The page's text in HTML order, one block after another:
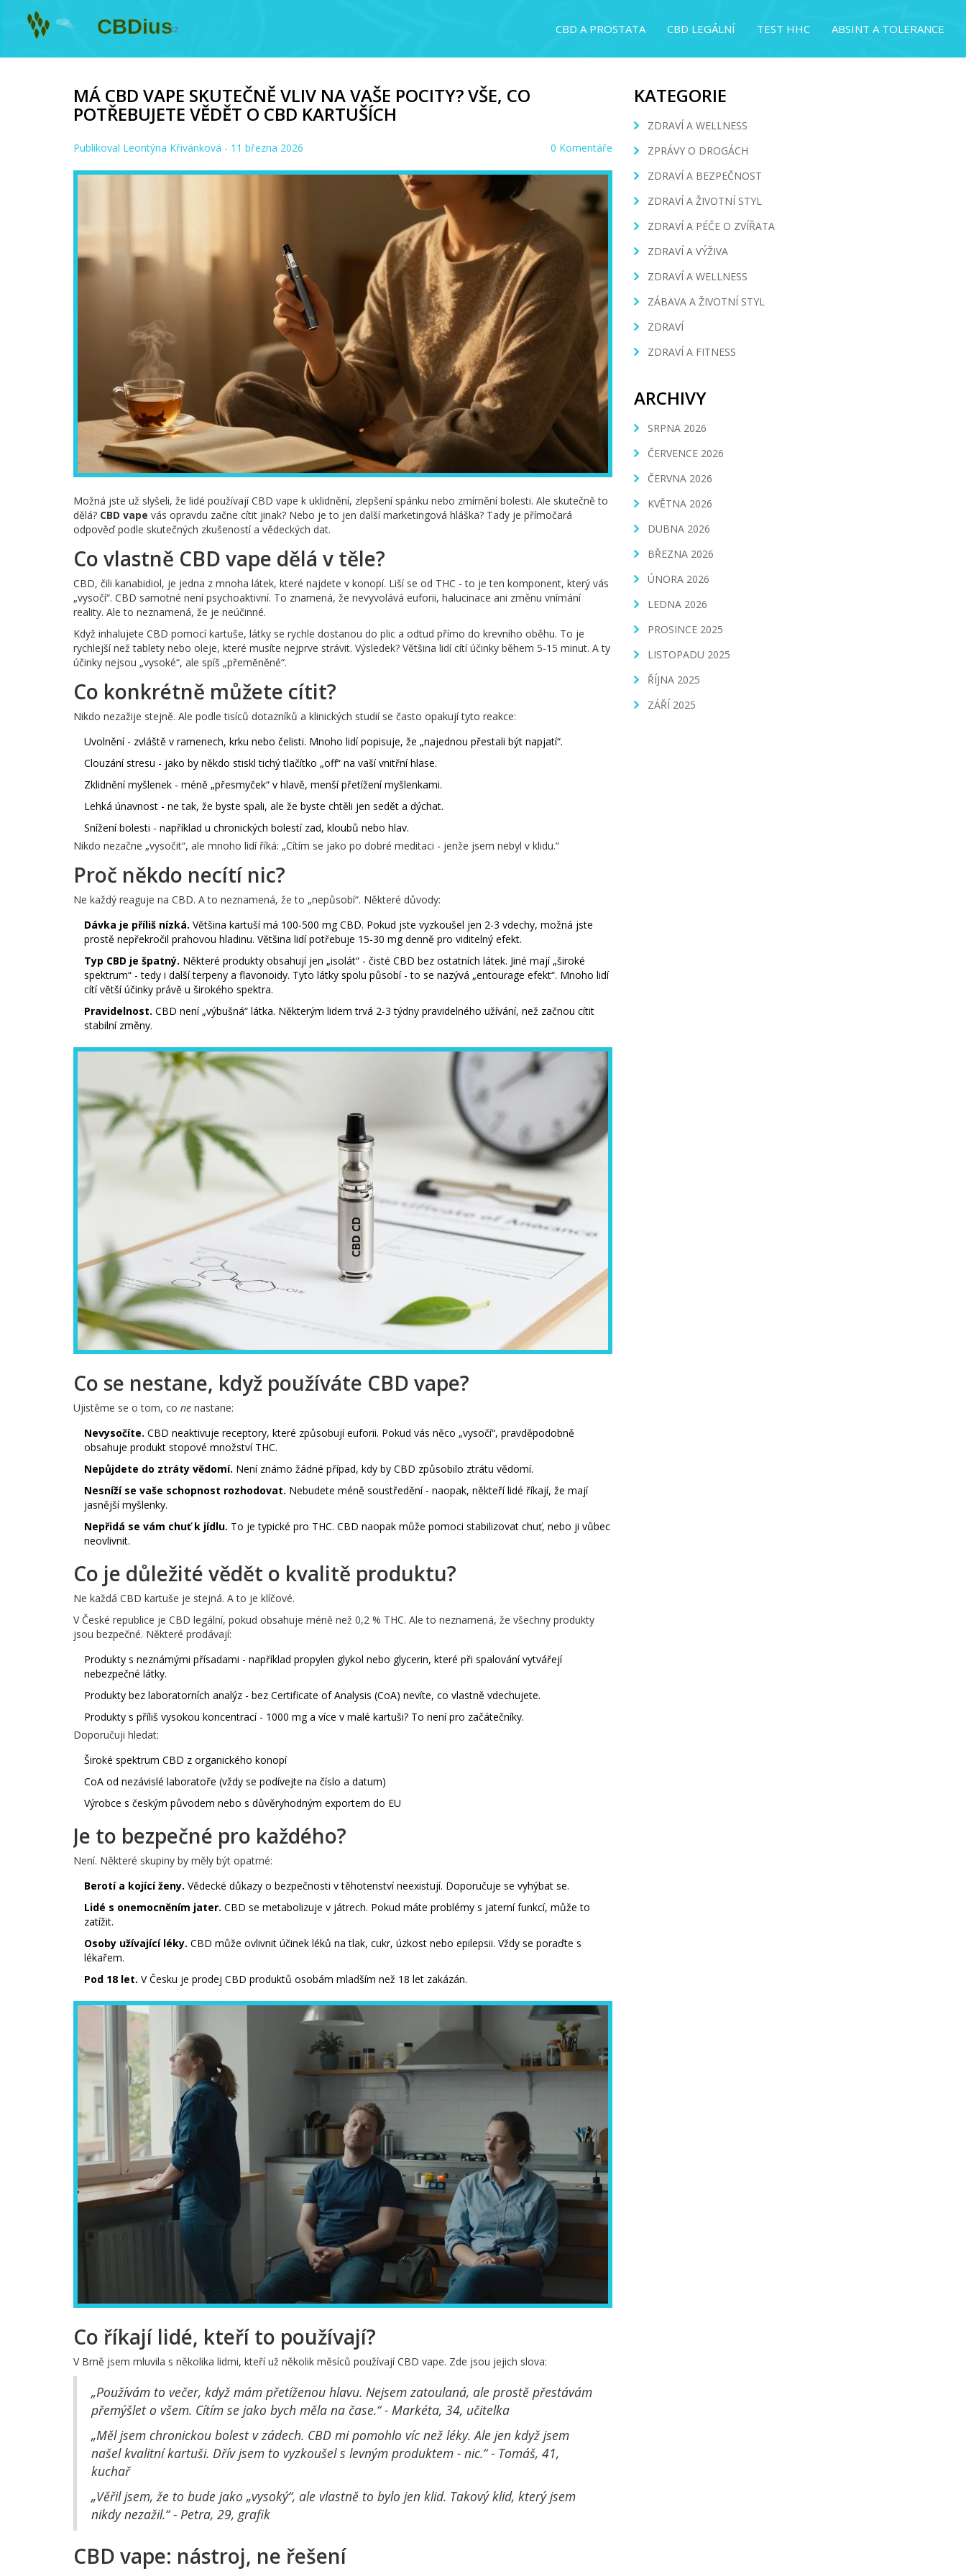
CBD A PROSTATA CBD LEGÁLNÍ TEST HHC ABSINT A TOLERANCE
MÁ CBD VAPE SKUTEČNĚ VLIV NA VAŠE POCITY? VŠE, CO
POTŘEBUJETE VĚDĚT O CBD KARTUŠÍCH
Publikoval Leontýna Křivánková - 11 března 2026 0 Komentáře
Možná jste už slyšeli, že lidé používají CBD vape k uklidnění, zlepšení spánku nebo zmírnění bolesti. Ale skutečně to
dělá? CBD vape vás opravdu začne cítit jinak? Nebo je to jen další marketingová hláška? Tady je přímočará
odpověď podle skutečných zkušeností a vědeckých dat.
Co vlastně CBD vape dělá v těle?
CBD, čili kanabidiol, je jedna z mnoha látek, které najdete v konopí. Liší se od THC - to je ten komponent, který vás
„vysočí“. CBD samotné není psychoaktivní. To znamená, že nevyvolává euforii, halucinace ani změnu vnímání
reality. Ale to neznamená, že je neúčinné.
Když inhalujete CBD pomocí kartuše, látky se rychle dostanou do plic a odtud přímo do krevního oběhu. To je
rychlejší než tablety nebo oleje, které musíte nejprve strávit. Výsledek? Většina lidí cítí účinky během 5-15 minut. A ty
účinky nejsou „vysoké“, ale spíš „přeměněné“.
Co konkrétně můžete cítit?
Nikdo nezažije stejně. Ale podle tisíců dotazníků a klinických studií se často opakují tyto reakce:
Uvolnění - zvláště v ramenech, krku nebo čelisti. Mnoho lidí popisuje, že „najednou přestali být napjatí“.
Clouzání stresu - jako by někdo stiskl tichý tlačítko „off“ na vaší vnitřní hlase.
Zklidnění myšlenek - méně „přesmyček“ v hlavě, menší přetížení myšlenkami.
Lehká únavnost - ne tak, že byste spali, ale že byste chtěli jen sedět a dýchat.
Snížení bolesti - například u chronických bolestí zad, kloubů nebo hlav.
Nikdo nezačne „vysočit“, ale mnoho lidí říká: „Cítím se jako po dobré meditaci - jenže jsem nebyl v klidu.“
Proč někdo necítí nic?
Ne každý reaguje na CBD. A to neznamená, že to „nepůsobí“. Některé důvody:
Dávka je příliš nízká. Většina kartuší má 100-500 mg CBD. Pokud jste vyzkoušel jen 2-3 vdechy, možná jste
prostě nepřekročil prahovou hladinu. Většina lidí potřebuje 15-30 mg denně pro viditelný efekt.
Typ CBD je špatný. Některé produkty obsahují jen „isolát“ - čisté CBD bez ostatních látek. Jiné mají „široké
spektrum“ - tedy i další terpeny a flavonoidy. Tyto látky spolu působí - to se nazývá „entourage efekt“. Mnoho lidí
cítí větší účinky právě u širokého spektra.
Pravidelnost. CBD není „výbušná“ látka. Některým lidem trvá 2-3 týdny pravidelného užívání, než začnou cítit
stabilní změny.
Co se nestane, když používáte CBD vape?
Ujistěme se o tom, co ne nastane:
Nevysočíte. CBD neaktivuje receptory, které způsobují euforii. Pokud vás něco „vysočí“, pravděpodobně
obsahuje produkt stopové množství THC.
Nepůjdete do ztráty vědomí. Není známo žádné případ, kdy by CBD způsobilo ztrátu vědomí.
Nesníží se vaše schopnost rozhodovat. Nebudete méně soustředění - naopak, někteří lidé říkají, že mají
jasnější myšlenky.
Nepřidá se vám chuť k jídlu. To je typické pro THC. CBD naopak může pomoci stabilizovat chuť, nebo ji vůbec
neovlivnit.
Co je důležité vědět o kvalitě produktu?
Ne každá CBD kartuše je stejná. A to je klíčové.
V České republice je CBD legální, pokud obsahuje méně než 0,2 % THC. Ale to neznamená, že všechny produkty
jsou bezpečné. Některé prodávají:
Produkty s neznámými přísadami - například propylen glykol nebo glycerin, které při spalování vytvářejí
nebezpečné látky.
Produkty bez laboratorních analýz - bez Certificate of Analysis (CoA) nevíte, co vlastně vdechujete.
Produkty s příliš vysokou koncentrací - 1000 mg a více v malé kartuši? To není pro začátečníky.
Doporučuji hledat:
Široké spektrum CBD z organického konopí
CoA od nezávislé laboratoře (vždy se podívejte na číslo a datum)
Výrobce s českým původem nebo s důvěryhodným exportem do EU
Je to bezpečné pro každého?
Není. Některé skupiny by měly být opatrné:
Berotí a kojící ženy. Vědecké důkazy o bezpečnosti v těhotenství neexistují. Doporučuje se vyhýbat se.
Lidé s onemocněním jater. CBD se metabolizuje v játrech. Pokud máte problémy s jaterní funkcí, může to
zatížit.
Osoby užívající léky. CBD může ovlivnit účinek léků na tlak, cukr, úzkost nebo epilepsii. Vždy se poraďte s
lékařem.
Pod 18 let. V Česku je prodej CBD produktů osobám mladším než 18 let zakázán.
Co říkají lidé, kteří to používají?
V Brně jsem mluvila s několika lidmi, kteří už několik měsíců používají CBD vape. Zde jsou jejich slova:
„Používám to večer, když mám přetíženou hlavu. Nejsem zatoulaná, ale prostě přestávám
přemýšlet o všem. Cítím se jako bych měla na čase.“ - Markéta, 34, učitelka
„Měl jsem chronickou bolest v zádech. CBD mi pomohlo víc než léky. Ale jen když jsem
našel kvalitní kartuši. Dřív jsem to vyzkoušel s levným produktem - nic.“ - Tomáš, 41,
kuchař
„Věřil jsem, že to bude jako „vysoký“, ale vlastně to bylo jen klid. Takový klid, který jsem
nikdy nezažil.“ - Petra, 29, grafik
CBD vape: nástroj, ne řešení
KATEGORIE
ZDRAVÍ A WELLNESS
ZPRÁVY O DROGÁCH
ZDRAVÍ A BEZPEČNOST
ZDRAVÍ A ŽIVOTNÍ STYL
ZDRAVÍ A PÉČE O ZVÍŘATA
ZDRAVÍ A VÝŽIVA
ZDRAVÍ A WELLNESS
ZÁBAVA A ŽIVOTNÍ STYL
ZDRAVÍ
ZDRAVÍ A FITNESS
ARCHIVY
SRPNA 2026
ČERVENCE 2026
ČERVNA 2026
KVĚTNA 2026
DUBNA 2026
BŘEZNA 2026
ÚNORA 2026
LEDNA 2026
PROSINCE 2025
LISTOPADU 2025
ŘÍJNA 2025
ZÁŘÍ 2025